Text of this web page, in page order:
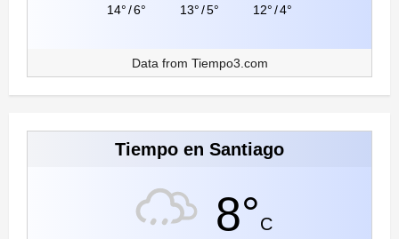
14°/6° 13°/5° 12°/4°
Data from Tiempo3.com
Tiempo en Santiago
8°C